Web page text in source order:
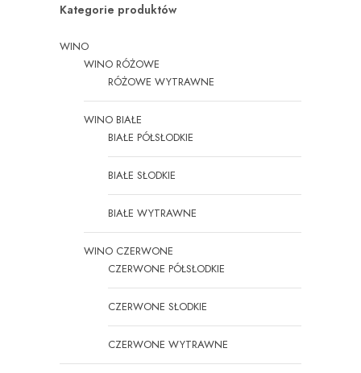
Kategorie produktów
WINO
WINO RÓŻOWE
RÓŻOWE WYTRAWNE
WINO BIAŁE
BIAŁE PÓŁSŁODKIE
BIAŁE SŁODKIE
BIAŁE WYTRAWNE
WINO CZERWONE
CZERWONE PÓŁSŁODKIE
CZERWONE SŁODKIE
CZERWONE WYTRAWNE